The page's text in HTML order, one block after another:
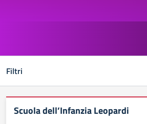
Filtri
Scuola dell’Infanzia Leopardi